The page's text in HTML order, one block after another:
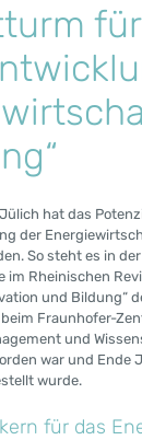
hat das
der
So steht es in
im Rheinischen
und Bildung“
beim Fraunhofer-
und
war und Ende
wurde.
für das